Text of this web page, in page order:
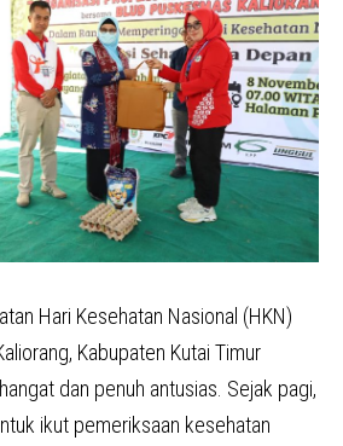
Hari Kesehatan Nasional (HKN)
Kabupaten Kutai Timur
dan penuh antusias. Sejak pagi,
ikut pemeriksaan kesehatan